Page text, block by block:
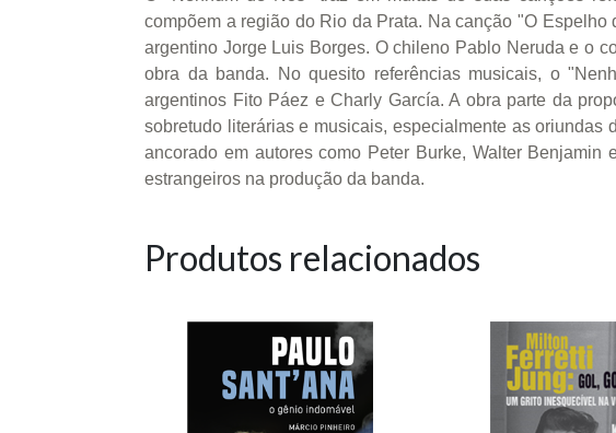
compõem a região do Rio da Prata. Na canção "O
argentino Jorge Luis Borges. O chileno Pablo Neruda e o
obra da banda. No quesito referências musicais, o
argentinos Fito Páez e Charly García. A obra parte da
sobretudo literárias e musicais, especialmente as oriundas
ancorado em autores como Peter Burke, Walter
estrangeiros na produção da banda.
Produtos relacionados